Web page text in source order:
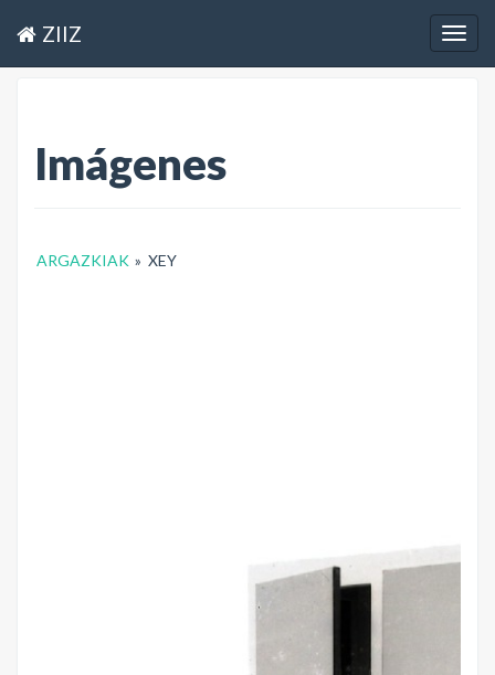
ZIIZ
Imágenes
ARGAZKIAK » XEY